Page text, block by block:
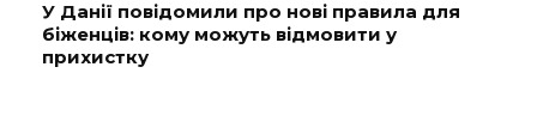
У Данії повідомили про нові правила для
біженців: кому можуть відмовити у
прихистку